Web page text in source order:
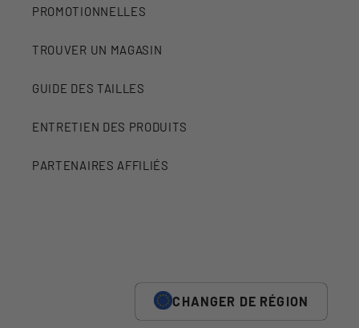
PROMOTIONNELLES
TROUVER UN MAGASIN
GUIDE DES TAILLES
ENTRETIEN DES PRODUITS
PARTENAIRES AFFILIÉS
CHANGER DE RÉGION